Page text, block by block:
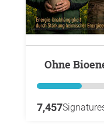
Ohne
7,457